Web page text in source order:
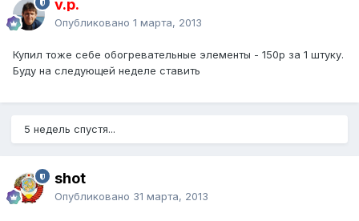
v.p.
Опубликовано 1 марта, 2013
Купил тоже себе обогревательные элементы - 150р за 1 штуку.
Буду на следующей неделе ставить
5 недель спустя...
shot
Опубликовано 31 марта, 2013